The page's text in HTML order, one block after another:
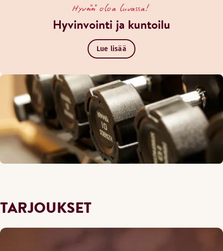
Hyvää oloa luvassa!
Hyvinvointi ja kuntoilu
Lue lisää
TARJOUKSET